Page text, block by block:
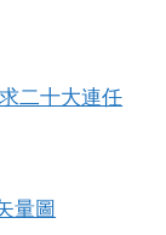
二十大連任
量圖